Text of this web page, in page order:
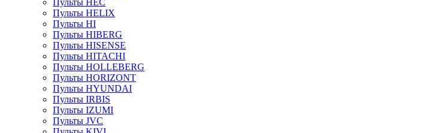
Пульты HEC
Пульты HELIX
Пульты HI
Пульты HIBERG
Пульты HISENSE
Пульты HITACHI
Пульты HOLLEBERG
Пульты HORIZONT
Пульты HYUNDAI
Пульты IRBIS
Пульты IZUMI
Пульты JVC